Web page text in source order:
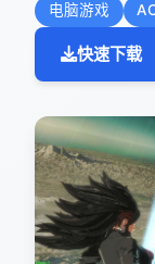
电脑游戏
快速下载